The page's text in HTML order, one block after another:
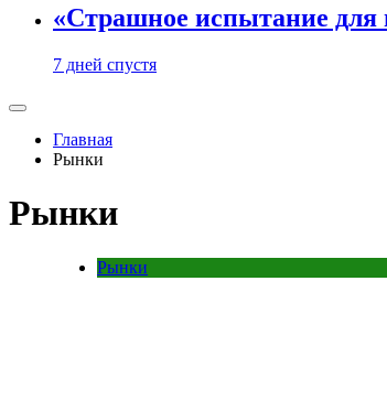
«Страшное испытание
7 дней спустя
Главная
Рынки
Рынки
Рынки